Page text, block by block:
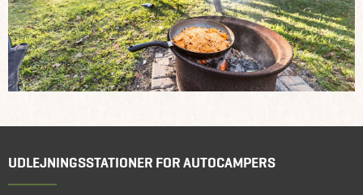
UDLEJNINGSSTATIONER FOR AUTOCAMPERS